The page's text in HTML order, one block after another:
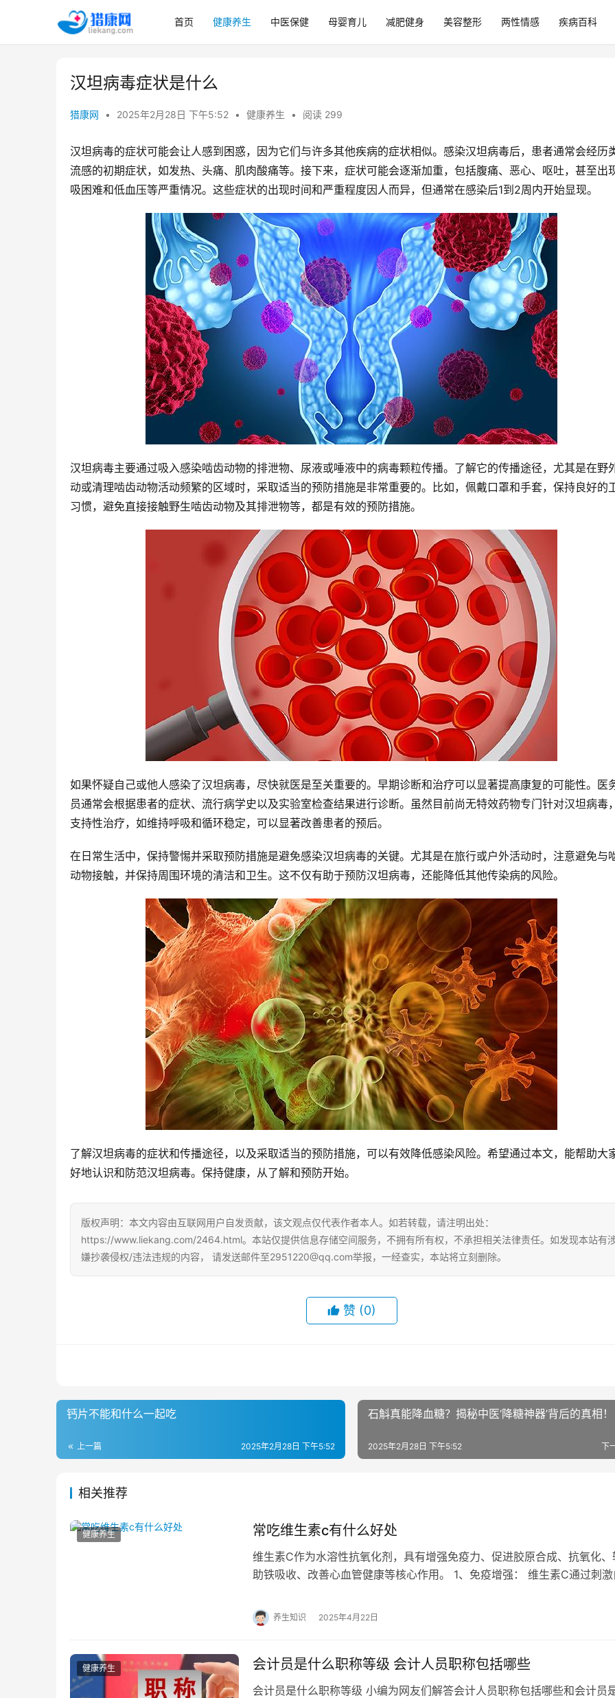
首页 健康养生 中医保健 母婴育儿 减肥健身 美容整形 两性情感 疾病百科
汉坦病毒症状是什么
猎康网 • 2025年2月28日 下午5:52 • 健康养生 • 阅读 299
汉坦病毒的症状可能会让人感到困惑，因为它们与许多其他疾病的症状相似。感染汉坦病毒后，患者通常会经历
流感的初期症状，如发热、头痛、肌肉酸痛等。接下来，症状可能会逐渐加重，包括腹痛、恶心、呕吐，甚至出
吸困难和低血压等严重情况。这些症状的出现时间和严重程度因人而异，但通常在感染后1到2周内开始显现。
汉坦病毒主要通过吸入感染啮齿动物的排泄物、尿液或唾液中的病毒颗粒传播。了解它的传播途径，尤其是在野
动或清理啮齿动物活动频繁的区域时，采取适当的预防措施是非常重要的。比如，佩戴口罩和手套，保持良好的
习惯，避免直接接触野生啮齿动物及其排泄物等，都是有效的预防措施。
如果怀疑自己或他人感染了汉坦病毒，尽快就医是至关重要的。早期诊断和治疗可以显著提高康复的可能性。医
员通常会根据患者的症状、流行病学史以及实验室检查结果进行诊断。虽然目前尚无特效药物专门针对汉坦病毒
支持性治疗，如维持呼吸和循环稳定，可以显著改善患者的预后。
在日常生活中，保持警惕并采取预防措施是避免感染汉坦病毒的关键。尤其是在旅行或户外活动时，注意避免与
动物接触，并保持周围环境的清洁和卫生。这不仅有助于预防汉坦病毒，还能降低其他传染病的风险。
了解汉坦病毒的症状和传播途径，以及采取适当的预防措施，可以有效降低感染风险。希望通过本文，能帮助大
好地认识和防范汉坦病毒。保持健康，从了解和预防开始。
版权声明：本文内容由互联网用户自发贡献，该文观点仅代表作者本人。如若转载，请注明出处：
https://www.liekang.com/2464.html。本站仅提供信息存储空间服务，不拥有所有权，不承担相关法律责任。如发现本站有
嫌抄袭侵权/违法违规的内容， 请发送邮件至2951220@qq.com举报，一经查实，本站将立刻删除。
赞 (0)
钙片不能和什么一起吃
上一篇 2025年2月28日 下午5:52
石斛真能降血糖？揭秘中医‘降糖神器’背后的真相！
下
2025年2月28日 下午5:52
相关推荐
健康养生 常吃维生素c有什么好处
维生素C作为水溶性抗氧化剂，具有增强免疫力、促进胶原合成、抗氧化、
助铁吸收、改善心血管健康等核心作用。 1、免疫增强： 维生素C通过刺激
养生知识 2025年4月22日
健康养生 会计员是什么职称等级 会计人员职称包括哪些
会计员是什么职称等级 小编为网友们解答会计人员职称包括哪些和会计员